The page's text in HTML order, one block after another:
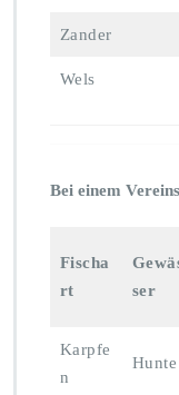
Zander
Wels
Bei einem
Fischa
rt
ser
Karpfe
n
Hunte